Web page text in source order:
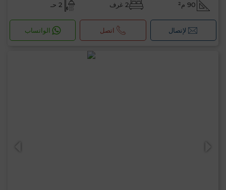
90 م² 2 غرف 2 حـ
لإتصال اتصل الواتساب